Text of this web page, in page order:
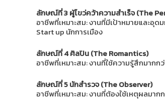
ลักษณ์ที่ 3 ผู้ไขว่คว้าความสำเร็จ (The
อาชีพที่เหมาะสม: งานที่มีเป้าหมายและอุ
Start up นักการเมือง
ลักษณ์ที่ 4 ศิลปิน (The Romantics)
อาชีพที่เหมาะสม: งานที่ใช้ความรู้สึกมาก
ลักษณ์ที่ 5 นักสำรวจ (The Observer)
อาชีพที่เหมาะสม: งานที่ต้องใช้เหตุผลมา